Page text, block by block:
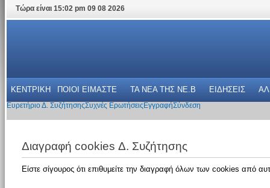
Τώρα είναι 15:02 pm 09 08 2026
ΚΕΝΤΡΙΚΗ ΠΟΙΟΙ ΕΙΜΑΣΤΕ ΤΑ ΝΕΑ THΣ NE.B ΕΙΔΗΣΕΙΣ
Ευρετήριο Δ. ΣυζήτησηςΣυχνές Ερωτήσεις ΕγγραφήΣύνδεση
Διαγραφή cookies Δ. Συζήτησης
Είστε σίγουρος ότι επιθυμείτε την διαγραφή όλων των cookies από